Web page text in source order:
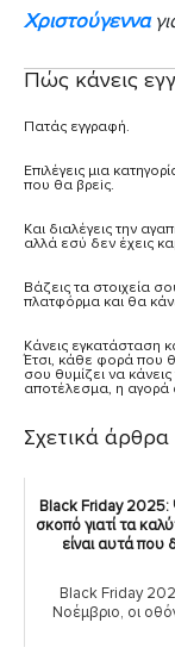
Χριστούγεννα
Πώς κάνεις
Πατάς εγγραφή.
Επιλέγεις μια
που θα βρεiς.
Και διαλέγεις την
αλλά εσύ δεν έχεις
Βάζεις τα στοιχεία
πλατφόρμα και θα
Κάνεις εγκατάσταση
Έτσι, κάθε φορά που
σου θυμίζει να
αποτέλεσμα, η αγορά
Σχετικά άρθρα
Black Friday 2025:
σκοπό γιατί τα
είναι αυτά που
Black Friday
Νοέμβριο, οι